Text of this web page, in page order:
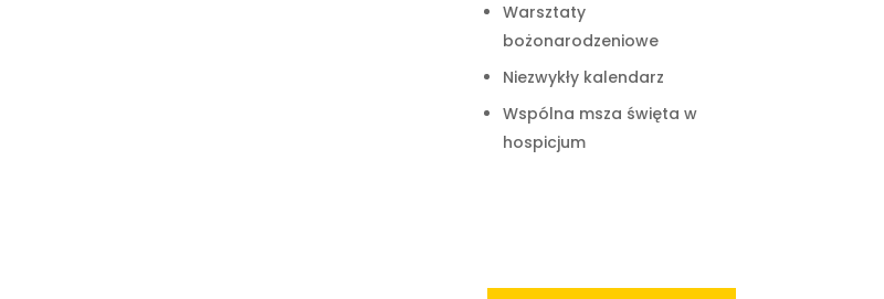
Warsztaty
bożonarodzeniowe
Niezwykły kalendarz
Wspólna msza święta w
hospicjum